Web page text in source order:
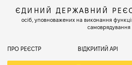
ЄДИНИЙ ДЕРЖАВНИЙ
осіб, уповноважених на виконання
самоврядування
ПРО РЕЄСТР ВІДКРИТИЙ АРІ